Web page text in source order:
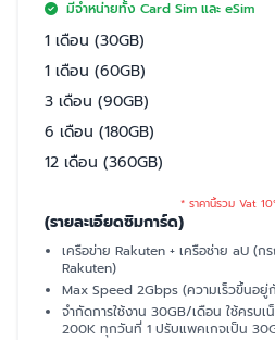
มีจำหน่ายทั้ง Card Sim และ eSim
1 เดือน (30GB)
1 เดือน (60GB)
3 เดือน (90GB)
6 เดือน (180GB)
12 เดือน (360GB)
* ราคานี้รวม Vat
(รายละเอียดซิมการ์ด)
เครือข่าย Rakuten + เครือช่าย
Rakuten)
Max Speed 2Gbps (ความเร็วขึ้นอ
จำกัดการใช้งาน 30GB/เดือน ใช้ครบ
200K ทุกวันที่ 1 ปรับแพคเกจเป็น